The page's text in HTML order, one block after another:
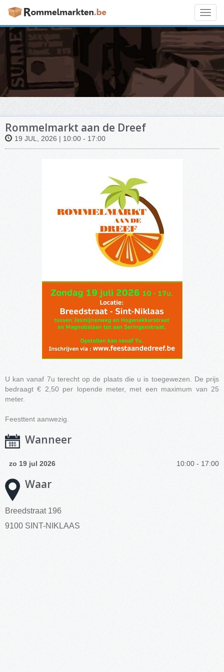
Rommelmarkt aan de Dreef
19 JUL, 2026 | 10:00 - 17:00
U kan vanaf 7u terecht op de plaats die u is toegewezen. De prijs
bedraagt € 2,50 per lopende meter, met een maximum van 25
meter.
Feesttent aanwezig.
Wanneer
zo 19 jul 2026 10:00 - 17:00
Waar
Breedstraat 196
9100 SINT-NIKLAAS